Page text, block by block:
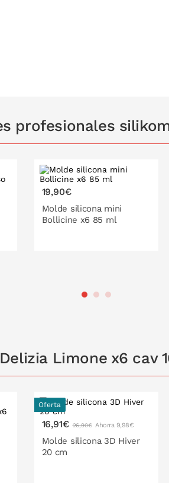
profesionales
19,90€
Molde silicona mini
Bollicine x6 85 ml
PONLO EN LA CESTA
Limone x6 cav
Oferta
16,91€ 26,90€ Ahorra 9,98€
Molde silicona 3D Hiver
20 cm